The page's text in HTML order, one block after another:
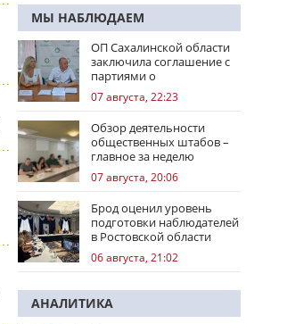
МЫ НАБЛЮДАЕМ
ОП Сахалинской области
заключила соглашение с
партиями о
сотрудничестве на
выборах
07 августа, 22:23
Обзор деятельности
общественных штабов –
главное за неделю
07 августа, 20:06
Брод оценил уровень
подготовки наблюдателей
в Ростовской области
06 августа, 21:02
АНАЛИТИКА